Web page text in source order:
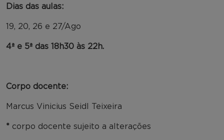
Dias das aulas:
19, 20, 26 e 27/Ago
4ª e 5ª das 18h30 às 22h.
Corpo docente:
Marcus Vinicius Seidl Teixeira
* corpo docente sujeito a alterações